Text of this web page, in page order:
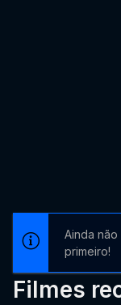
Ainda
primeiro!
Filmes